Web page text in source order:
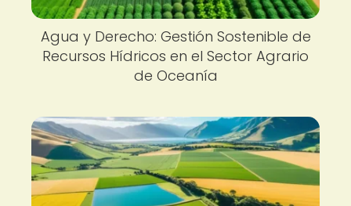
Agua y Derecho: Gestión Sostenible de
Recursos Hídricos en el Sector Agrario
de Oceanía